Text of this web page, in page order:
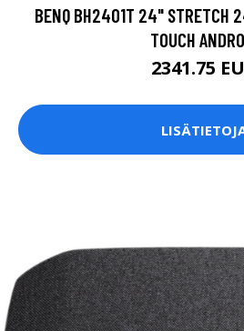
BENQ BH2401T 24" STRETCH
TOUCH
2341.75